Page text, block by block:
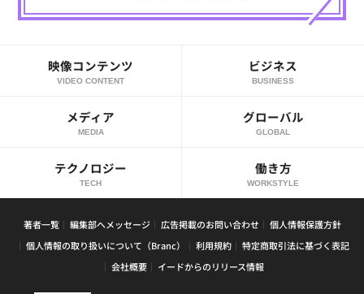
映像コンテンツ
VIDEO CONTENT
ビジネス
BUSINESS
メディア
MEDIA
グローバル
GLOBAL
テクノロジー
TECH
働き方
WORKSTYLE
著者一覧 編集部へメッセージ 広告掲載のお問い合わせ
個人情報保護方針
個人情報の取り扱いについて（Branc）
利用規約
特定商取引法に基づく表記
会社概要
イードからのリリース情報